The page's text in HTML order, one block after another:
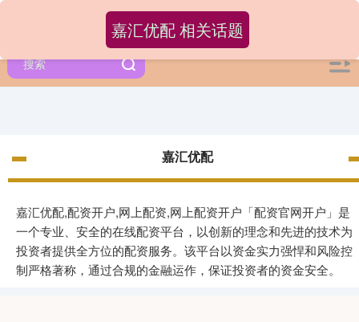
嘉汇优配
嘉汇优配,配资开户,网上配资,网上配资开户「配资官网开户」是
一个专业、安全的在线配资平台，以创新的理念和先进的技术为
投资者提供全方位的配资服务。该平台以资金实力强悍和风险控
制严格著称，通过合规的金融运作，保证投资者的资金安全。
嘉汇优配 相关话题